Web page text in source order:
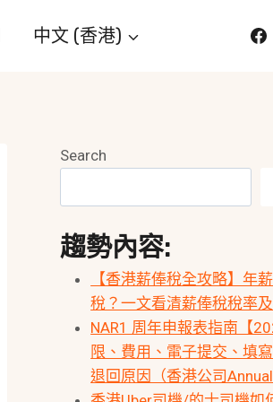
中文 (香港)
Search
趨勢內容:
【香港薪俸稅全攻略】年
稅？一文看清薪俸稅稅率
NAR1 周年申報表指南【
限、費用、電子提交、填
退回原因（香港公司Annual